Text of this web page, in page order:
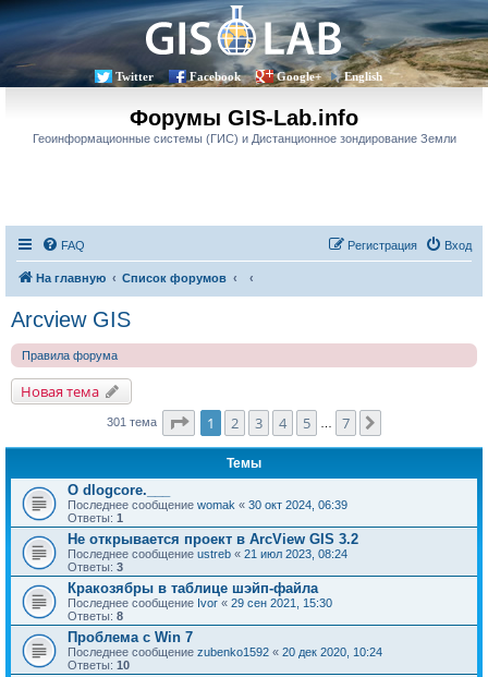
Twitter Facebook Google+ English
Форумы GIS-Lab.info
Геоинформационные системы (ГИС) и Дистанционное зондирование Земли
FAQ Вход
Регистрация
На главную Список форумов
Arcview GIS
Правила форума
Новая тема
301 тема Страница1 из
1 2 3 4 5 7
Темы
О dlogcore.___
Последнее сообщение womak « 30 окт 2024, 06:39
Ответы: 1
Не открывается проект в ArcView GIS 3.2
Последнее сообщение ustreb « 21 июл 2023, 08:24
Ответы: 3
Кракозябры в таблице шэйп-файла
Последнее сообщение Ivor « 29 сен 2021, 15:30
Ответы: 8
Проблема с Win 7
Последнее сообщение zubenko1592 « 20 дек 2020, 10:24
Ответы: 10